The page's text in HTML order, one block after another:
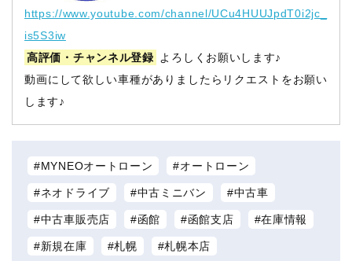
https://www.youtube.com/channel/UCu4HUUJpdT0i2jc_
is5S3iw
高評価・チャンネル登録
よろしくお願いします♪
動画にして欲しい車種がありましたらリクエストをお願い
します♪
MYNEOオートローン オートローン
ネオドライブ 中古ミニバン 中古車
中古車販売店 函館 函館支店 在庫情報
新規在庫 札幌 札幌本店